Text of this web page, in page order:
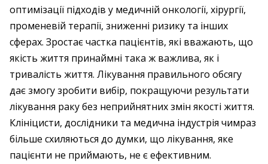
оптимізації підходів у медичній онкології, хірургії,
променевій терапії, зниженні ризику та інших
сферах. Зростає частка пацієнтів, які вважають, що
якість життя принаймні така ж важлива, як і
тривалість життя. Лікування правильного обсягу
дає змогу зробити вибір, покращуючи результати
лікування раку без неприйнятних змін якості життя.
Клініцисти, дослідники та медична індустрія чимраз
більше схиляються до думки, що лікування, яке
пацієнти не приймають, не є ефективним.